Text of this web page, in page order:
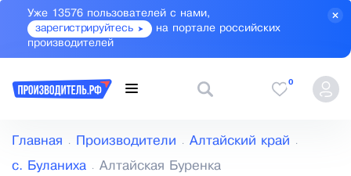
Уже 13576 пользователей с нами,
зарегистрируйтесь
на портале российских
производителей
0
Главная Производители Алтайский край
с. Буланиха Алтайская Буренка